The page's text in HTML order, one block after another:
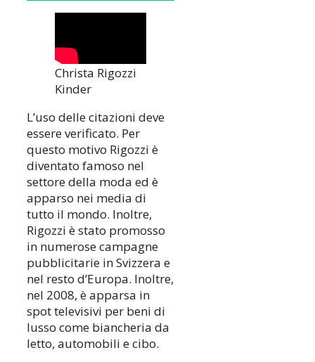
Christa Rigozzi
Kinder
L’uso delle citazioni deve
essere verificato. Per
questo motivo Rigozzi è
diventato famoso nel
settore della moda ed è
apparso nei media di
tutto il mondo. Inoltre,
Rigozzi è stato promosso
in numerose campagne
pubblicitarie in Svizzera e
nel resto d’Europa. Inoltre,
nel 2008, è apparsa in
spot televisivi per beni di
lusso come biancheria da
letto, automobili e cibo.